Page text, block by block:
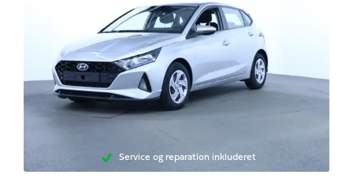
Service og reparation inkluderet